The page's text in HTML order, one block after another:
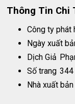
Thông Tin Chi
Công ty phát
Ngày xuất
Dịch Giả
Số trang 344
Nhà xuất bản